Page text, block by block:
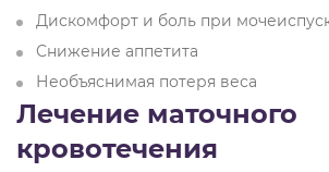
Дискомфорт и боль при
Снижение аппетита
Необъяснимая потеря веса
Лечение маточного
кровотечения